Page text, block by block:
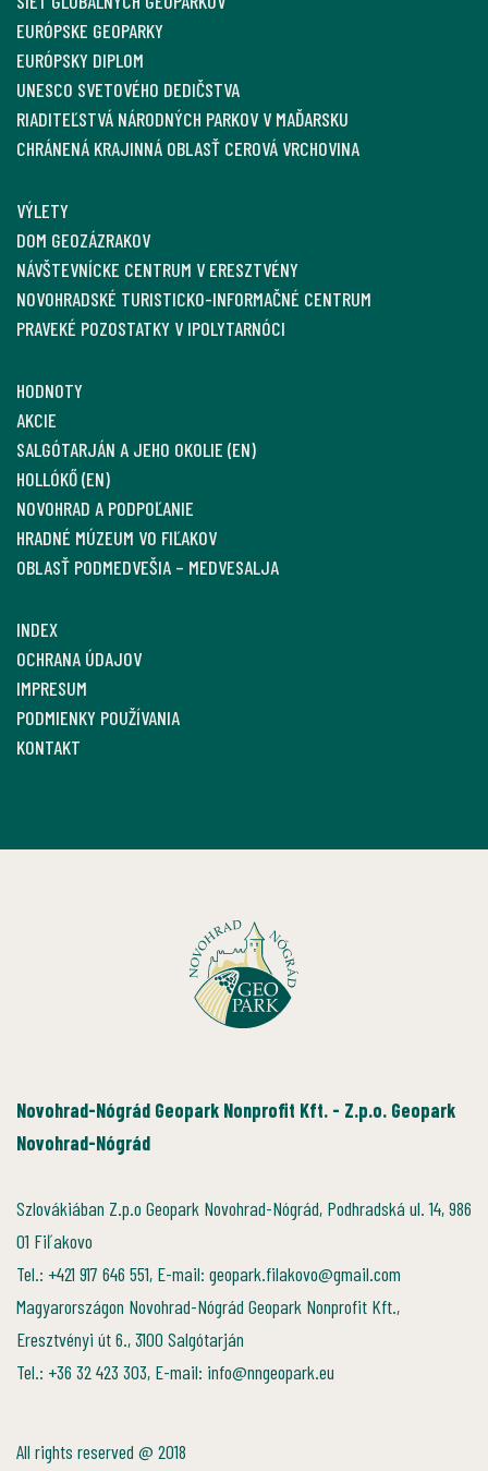
EURÓPSKE GEOPARKY
EURÓPSKY DIPLOM
UNESCO SVETOVÉHO DEDIČSTVA
RIADITEĽSTVÁ NÁRODNÝCH PARKOV V MAĎARSKU
CHRÁNENÁ KRAJINNÁ OBLASŤ CEROVÁ VRCHOVINA
VÝLETY
DOM GEOZÁZRAKOV
NÁVŠTEVNÍCKE CENTRUM V ERESZTVÉNY
NOVOHRADSKÉ TURISTICKO-INFORMAČNÉ CENTRUM
PRAVEKÉ POZOSTATKY V IPOLYTARNÓCI
HODNOTY
AKCIE
SALGÓTARJÁN A JEHO OKOLIE (EN)
HOLLÓKŐ (EN)
NOVOHRAD A PODPOĽANIE
HRADNÉ MÚZEUM VO FIĽAKOV
OBLASŤ PODMEDVEŠIA – MEDVESALJA
INDEX
OCHRANA ÚDAJOV
IMPRESUM
PODMIENKY POUŽÍVANIA
KONTAKT
Novohrad-Nógrád Geopark Nonprofit Kft. - Z.p.o. Geopark
Novohrad-Nógrád
Szlovákiában Z.p.o Geopark Novohrad-Nógrád, Podhradská ul. 14, 986
01 Fiľakovo
Tel.: +421 917 646 551, E-mail: geopark.filakovo@gmail.com
Magyarországon Novohrad-Nógrád Geopark Nonprofit Kft.,
Eresztvényi út 6., 3100 Salgótarján
Tel.: +36 32 423 303, E-mail: info@nngeopark.eu
All rights reserved @ 2018